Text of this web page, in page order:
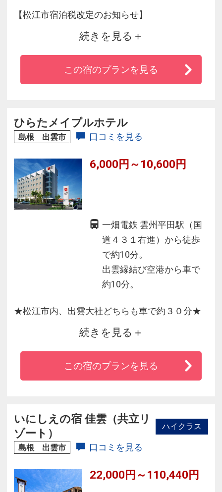
【松江市宿泊税改定のお知らせ】
松江市条例の改定により、2025年12月1日以降
のご宿泊分から、宿泊料金とは別に1人1泊につ
き下記の宿泊税をお支払いただきます。
・宿泊料金5000円以上：200円
※ご詳細は弊社公式サイトにてご確認くださ
い。
続きを見る
この宿のプランを見る
ひらたメイプルホテル
島根 出雲市 口コミを見る
6,000円～10,600円
一畑電鉄 雲州平田駅（国
道４３１右進）から徒歩
で約10分。
出雲縁結び空港から車で
約10分。
★松江市内、出雲大社どちらも車で約３０分★
・無料平面駐車場１００台完備、大型車、バイ
クなども可能です。
・愛犬家にもおすすめ！ワンちゃんも泊まれる
客様は３３０円でご入浴可能
・近くにガソリンスタンド、徒歩圏内にスーパ
ーマーケットや飲食店あり
続きを見る
この宿のプランを見る
いにしえの宿 佳雲（共立リ
ゾート）
ハイクラス
島根 出雲市 口コミを見る
22,000円～110,440円